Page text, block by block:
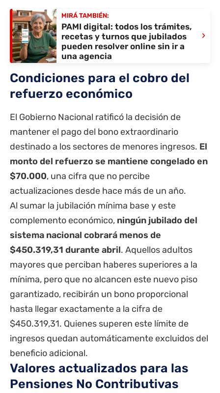
MIRÁ TAMBIÉN:
PAMI digital: todos los trámites,
recetas y turnos que jubilados
pueden resolver online sin ir a
una agencia
›
Condiciones para el cobro del
refuerzo económico
El Gobierno Nacional ratificó la decisión de
mantener el pago del bono extraordinario
destinado a los sectores de menores ingresos. El
monto del refuerzo se mantiene congelado en
$70.000, una cifra que no percibe
actualizaciones desde hace más de un año.
Al sumar la jubilación mínima base y este
complemento económico, ningún jubilado del
sistema nacional cobrará menos de
$450.319,31 durante abril. Aquellos adultos
mayores que perciban haberes superiores a la
mínima, pero que no alcancen este nuevo piso
garantizado, recibirán un bono proporcional
hasta llegar exactamente a la cifra de
$450.319,31. Quienes superen este límite de
ingresos quedan automáticamente excluidos del
beneficio adicional.
Valores actualizados para las
Pensiones No Contributivas